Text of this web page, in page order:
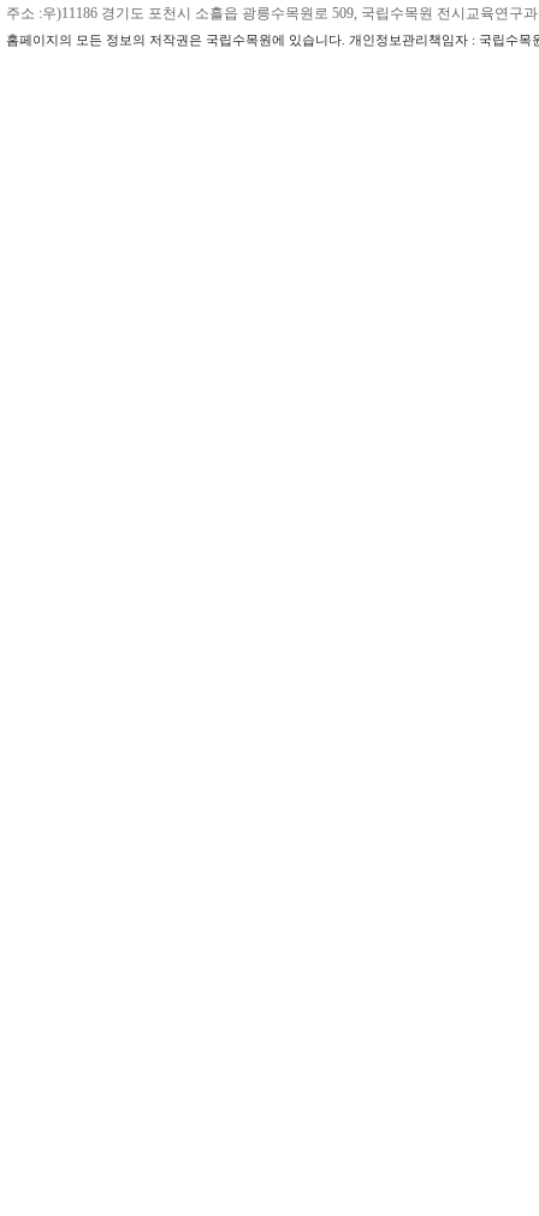
주소 :우)11186 경기도 포천시 소흘읍 광릉수목원로 509, 국립수목원 전시교육연구
홈페이지의 모든 정보의 저작권은 국립수목원에 있습니다. 개인정보관리책임자 : 국립수목